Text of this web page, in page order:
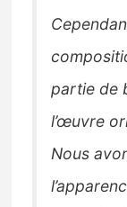
partie de
l’œuvre
Nous